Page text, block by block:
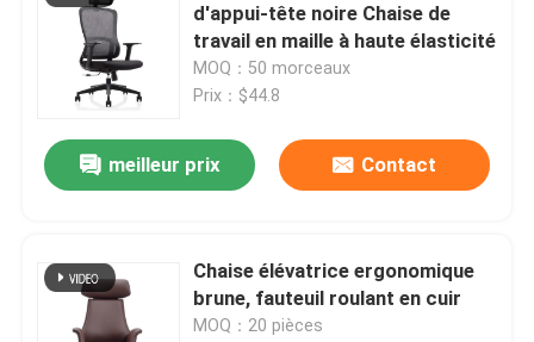
d'appui-tête noire Chaise de
travail en maille à haute élasticité
MOQ：50 morceaux
Prix：$44.8
meilleur prix Contact
Chaise élévatrice ergonomique
brune, fauteuil roulant en cuir
MOQ：20 pièces